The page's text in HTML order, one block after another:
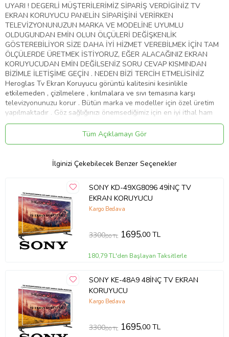
UYARI ! DEGERLİ MÜŞTERİLERİMİZ SİPARİŞ VERDİGİNİZ TV
EKRAN KORUYUCU PANELİN SİPARİŞİNİ VERİRKEN
TELEVİZYONUNUZUN MARKA VE MODELİNE UYUMLU
OLDUGUNDAN EMİN OLUN ÖLÇÜLERİ DEĞİŞKENLİK
GÖSTEREBİLİYOR SİZE DAHA İYİ HİZMET VEREBİLMEK İÇİN TAM
ÖLÇÜLERDE ÜRETMEK İSTİYORUZ, EĞER ALACAĞINIZ EKRAN
KORUYUCUDAN EMİN DEĞİLSENİZ SORU CEVAP KISMINDAN
BİZİMLE İLETİŞİME GEÇİN . NEDEN BİZİ TERCİH ETMELİSİNİZ
Heroglas Tv Ekran Koruyucu görüntü kalitesini kesinlikle
etkilemeden , çizilmelere , kırılmalara ve sıvı temasına karşı
televizyonunuzu korur . Bütün marka ve modeller için özel üretim
yapılmaktadır . Göz sağlığınızı önemsediğimiz için en iyi ithal ham
maddeyi kullanıyoruz .Ekranınızın yıllar sonra dahi ilk gün ki gibi
kalmasını sağlar Ürünlerimiz görüntü , solma ve sararma kaybına
karşı 10 yıl garanti kapsamındadır . Full HD 4K - 8K ve tüm TV' ler
%100 şeffaflığa sahiptir. Televizyon ekranından 10 kat daha
sağlamdır . Cam gibi keskin değildir.Size ve çoçuklarınıza zarar
Ürünümüzü televizyonunuza birebir ölçüde yaptığımız için ve
tamamen şeffaf bir görünüme sahip olduğu için farkedilmez. Nemli
ve yumuşak mikrofiber bez ile kolaylıkla silebilirsiniz . Montajı kolay
ve zahmetsizdir. Servis gerekmemektedir . Ürünümüz özel
ambalajında son derece korunaklı bir şekilde gelmektedir . ''
HEROGLAS EVİNİZDEKİ KAHRAMAN '' Whatsap iletişim hattı :
05533058368
Tüm Açıklamayı Gör
İlginizi Çekebilecek Benzer Seçenekler
SONY KD-49XG8096 49İNÇ TV
EKRAN KORUYUCU
Kargo Bedava
3300,00 TL 1695,00 TL
180,79 TL'den Başlayan Taksitlerle
SONY KE-48A9 48İNÇ TV EKRAN
KORUYUCU
Kargo Bedava
3300,00 TL 1695,00 TL